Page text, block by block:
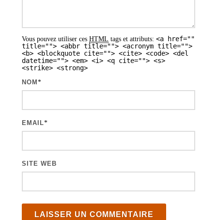
Vous pouvez utiliser ces HTML tags et attributs: <a href=""
title=""> <abbr title=""> <acronym title="">
<b> <blockquote cite=""> <cite> <code> <del
datetime=""> <em> <i> <q cite=""> <s>
<strike> <strong>
NOM *
EMAIL*
SITE WEB